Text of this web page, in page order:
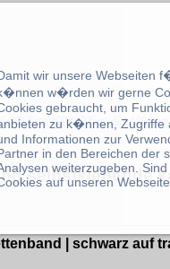
300 Euro 300-400 Euro 400-600 Euro
selbstklebende
| schwarz auf
wir unsere Webseiten
w�rden wir gerne
gebraucht, um
zu k�nnen, Zugriffe
Informationen zur
in den Bereichen der
weiterzugeben.
auf unseren